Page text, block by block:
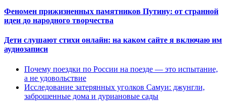
Феномен прижизненных памятников Путину: от странной
идеи до народного творчества
Дети слушают стихи онлайн: на каком сайте я включаю им
аудиозаписи
Почему поездки по России на поезде — это испытание,
а не удовольствие
Исследование затерянных уголков Самуи: джунгли,
заброшенные дома и дуриановые сады